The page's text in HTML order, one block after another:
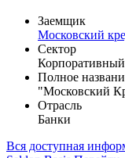
Заемщик
Московский
Сектор
Корпоративный
Полное
"Московский
Отрасль
Банки
Вся доступная